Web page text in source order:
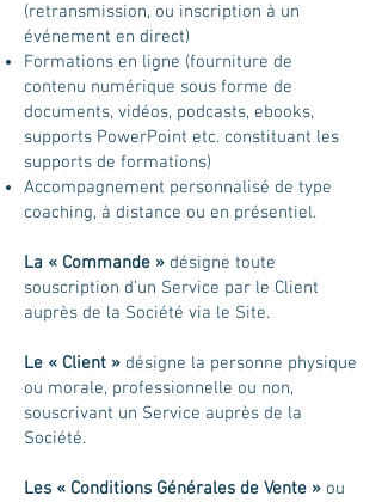
(retransmission, ou inscription à un
événement en direct)
Formations en ligne (fourniture de
contenu numérique sous forme de
documents, vidéos, podcasts, ebooks,
supports PowerPoint etc. constituant les
supports de formations)
Accompagnement personnalisé de type
coaching, à distance ou en présentiel.
La « Commande » désigne toute
souscription d’un Service par le Client
auprès de la Société via le Site.
Le « Client » désigne la personne physique
ou morale, professionnelle ou non,
souscrivant un Service auprès de la
Société.
Les « Conditions Générales de Vente » ou